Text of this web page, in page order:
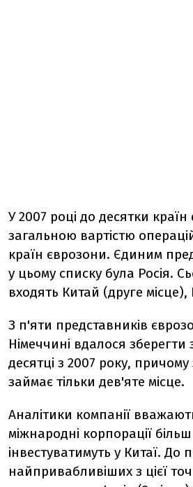
У 2007 році до десятки
загальною вартістю
країн єврозони. Єдиним
у цьому списку була Росія.
входять Китай (друге місце),
З п'яти представників
Німеччині вдалося зберегти
десятці з 2007 року,
займає тільки дев'яте місце.
Аналітики компанії
міжнародні корпорації
інвестуватимуть у Китаї. До
найпривабливіших з цієї